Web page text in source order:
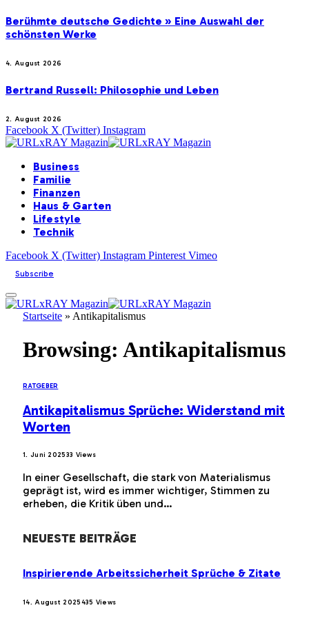
Berühmte deutsche Gedichte » Eine Auswahl der
schönsten Werke
4. August 2026
Bertrand Russell: Philosophie und Leben
2. August 2026
Facebook X (Twitter) Instagram
Business
Familie
Finanzen
Haus & Garten
Lifestyle
Technik
Facebook X (Twitter) Instagram Pinterest Vimeo
Subscribe
Startseite » Antikapitalismus
Browsing: Antikapitalismus
RATGEBER
Antikapitalismus Sprüche: Widerstand mit
Worten
1. Juni 202533 Views
In einer Gesellschaft, die stark von Materialismus
geprägt ist, wird es immer wichtiger, Stimmen zu
erheben, die Kritik üben und…
NEUESTE BEITRÄGE
Inspirierende Arbeitssicherheit Sprüche & Zitate
14. August 2025435 Views